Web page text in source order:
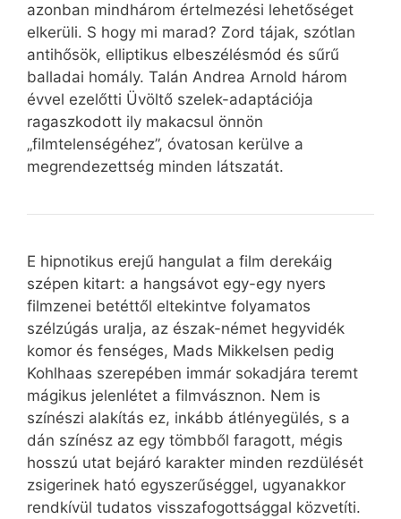
azonban mindhárom értelmezési lehetőséget
elkerüli. S hogy mi marad? Zord tájak, szótlan
antihősök, elliptikus elbeszélésmód és sűrű
balladai homály. Talán Andrea Arnold három
évvel ezelőtti Üvöltő szelek-adaptációja
ragaszkodott ily makacsul önnön
„filmtelenségéhez”, óvatosan kerülve a
megrendezettség minden látszatát.
E hipnotikus erejű hangulat a film derekáig
szépen kitart: a hangsávot egy-egy nyers
filmzenei betéttől eltekintve folyamatos
szélzúgás uralja, az észak-német hegyvidék
komor és fenséges, Mads Mikkelsen pedig
Kohlhaas szerepében immár sokadjára teremt
mágikus jelenlétet a filmvásznon. Nem is
színészi alakítás ez, inkább átlényegülés, s a
dán színész az egy tömbből faragott, mégis
hosszú utat bejáró karakter minden rezdülését
zsigerinek ható egyszerűséggel, ugyanakkor
rendkívül tudatos visszafogottsággal közvetíti.